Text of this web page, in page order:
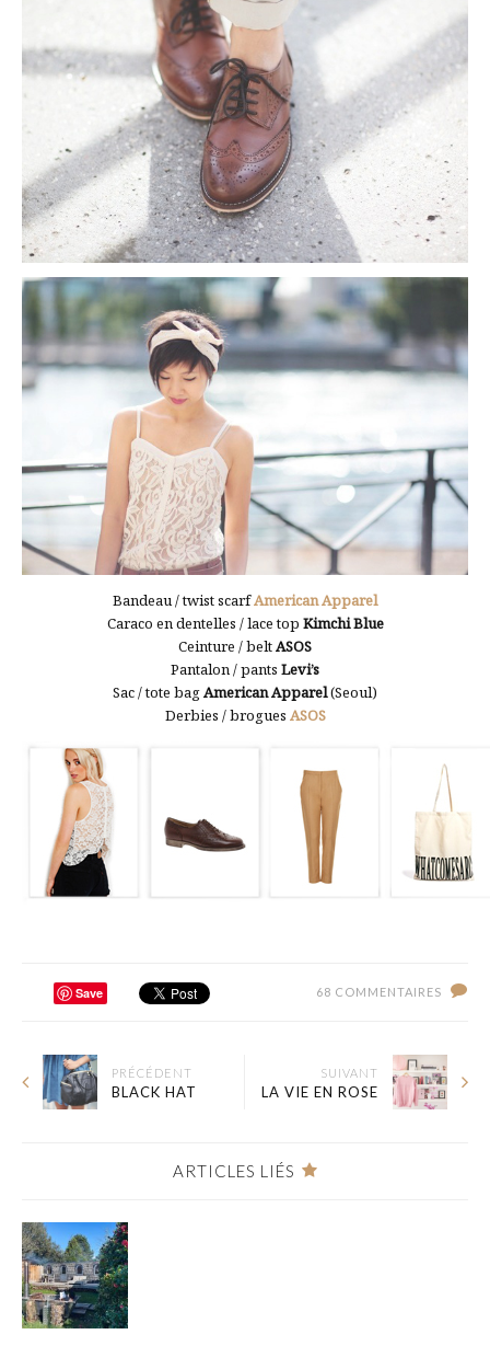
Bandeau / twist scarfAmerican Apparel
Caraco en dentelles / lace top Kimchi Blue
Ceinture / beltASOS
Pantalon / pants Levi’s
Sac / tote bagAmerican Apparel(Seoul)
Derbies / brogues ASOS
Save 68 COMMENTAIRES
PRÉCÉDENT
BLACK HAT
SUIVANT
LA VIE EN ROSE
ARTICLES LIÉS